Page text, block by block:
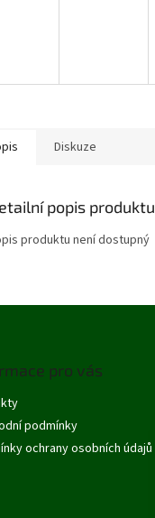
Diskuze
popis produktu
produktu není dostupný
pro vás
podmínky
ochrany osobních údajů